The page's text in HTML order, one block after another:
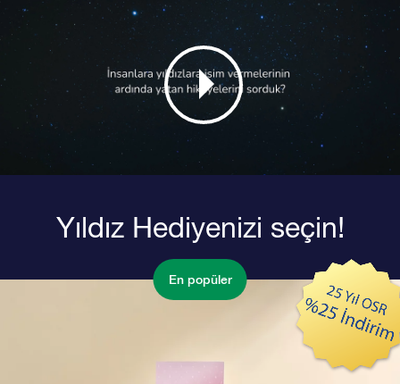
Yıldız Hediyenizi seçin!
En popüler